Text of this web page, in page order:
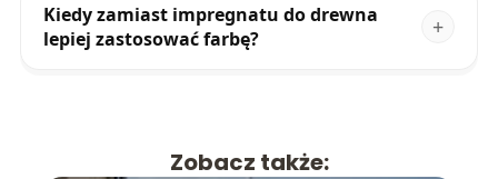
Kiedy zamiast impregnatu do drewna
lepiej zastosować farbę?
Zobacz także: